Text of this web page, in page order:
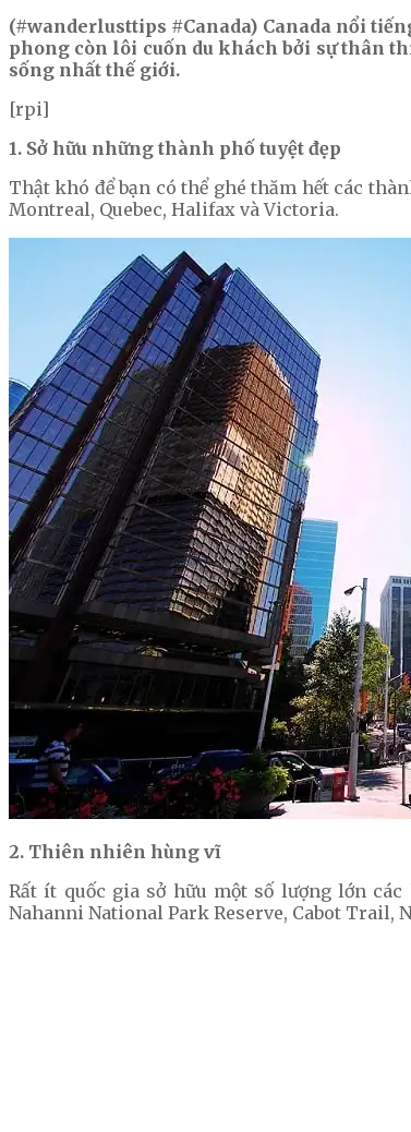
(#wanderlusttips #Canada) Canada nổi
phong còn lôi cuốn du khách bởi sự thân
sống nhất thế giới.
[rpi]
1. Sở hữu những thành phố tuyệt đẹp
Thật khó để bạn có thể ghé thăm hết các
Montreal, Quebec, Halifax và Victoria.
2. Thiên nhiên hùng vĩ
Rất ít quốc gia sở hữu một số lượng lớn
Nahanni National Park Reserve, Cabot Trail,